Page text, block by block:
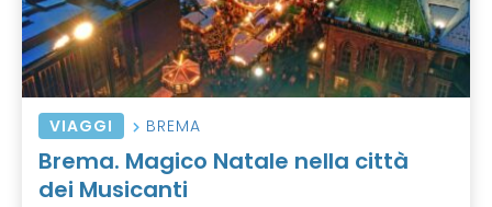
VIAGGI BREMA
Brema. Magico Natale nella città
dei Musicanti